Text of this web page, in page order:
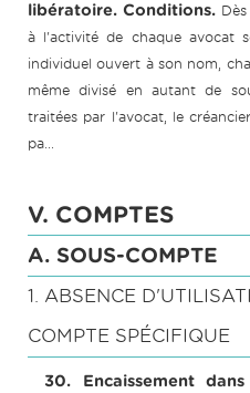
libératoire. Conditions.
à l'activité de chaque avocat
individuel ouvert à son nom,
même divisé en autant de
traitées par l'avocat, le
pa...
V. COMPTES
A. SOUS-COMPTE
1. ABSENCE
COMPTE SPÉCIFIQUE
30. Encaissement